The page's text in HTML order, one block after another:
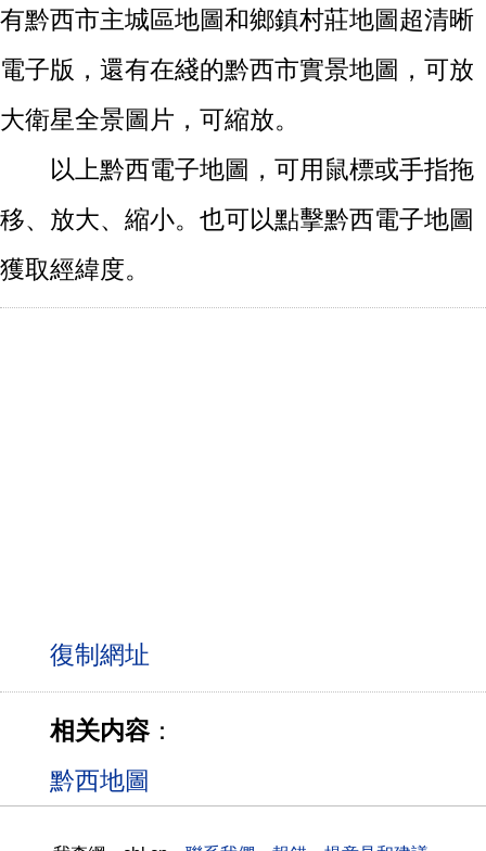
有黔西市主城區地圖和鄉鎮村莊地圖超清晰
電子版，還有在綫的黔西市實景地圖，可放
大衛星全景圖片，可縮放。
以上黔西電子地圖，可用鼠標或手指拖
移、放大、縮小。也可以點擊黔西電子地圖
獲取經緯度。
相关内容：
黔西地圖